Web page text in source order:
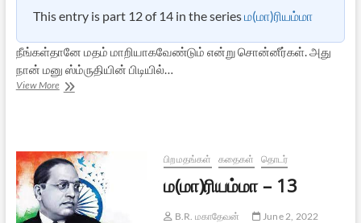
This entry is part 12 of 14 in the seriesம(மா)ரியம்மா
நீங்கள்தானே மதம் மாறியாகவேண்டும் என்று சொன்னீர்கள். அது
நான் மனு ஸ்ம்ருதியின் பிடியில்…
View Moreம(மா)ரியம்மா
பிறமதங்கள் கதைகள் தொடர்
ம(மா)ரியம்மா – 13
B.R. மகாதேவன்
June 2, 2022